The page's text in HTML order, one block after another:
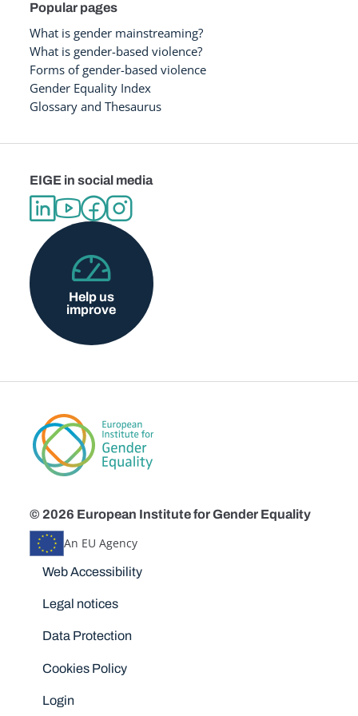
Popular pages
What is gender mainstreaming?
What is gender-based violence?
Forms of gender-based violence
Gender Equality Index
Glossary and Thesaurus
EIGE in social media
Help us
improve
© 2026 European Institute for Gender Equality
An EU Agency
Disclaimers
Web Accessibility
Legal notices
Data Protection
Cookies Policy
Login